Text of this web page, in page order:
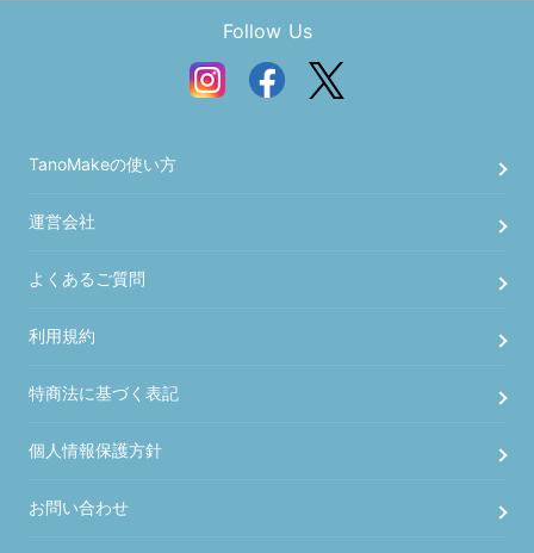
Follow Us
TanoMakeの使い方
運営会社
よくあるご質問
利用規約
特商法に基づく表記
個人情報保護方針
お問い合わせ